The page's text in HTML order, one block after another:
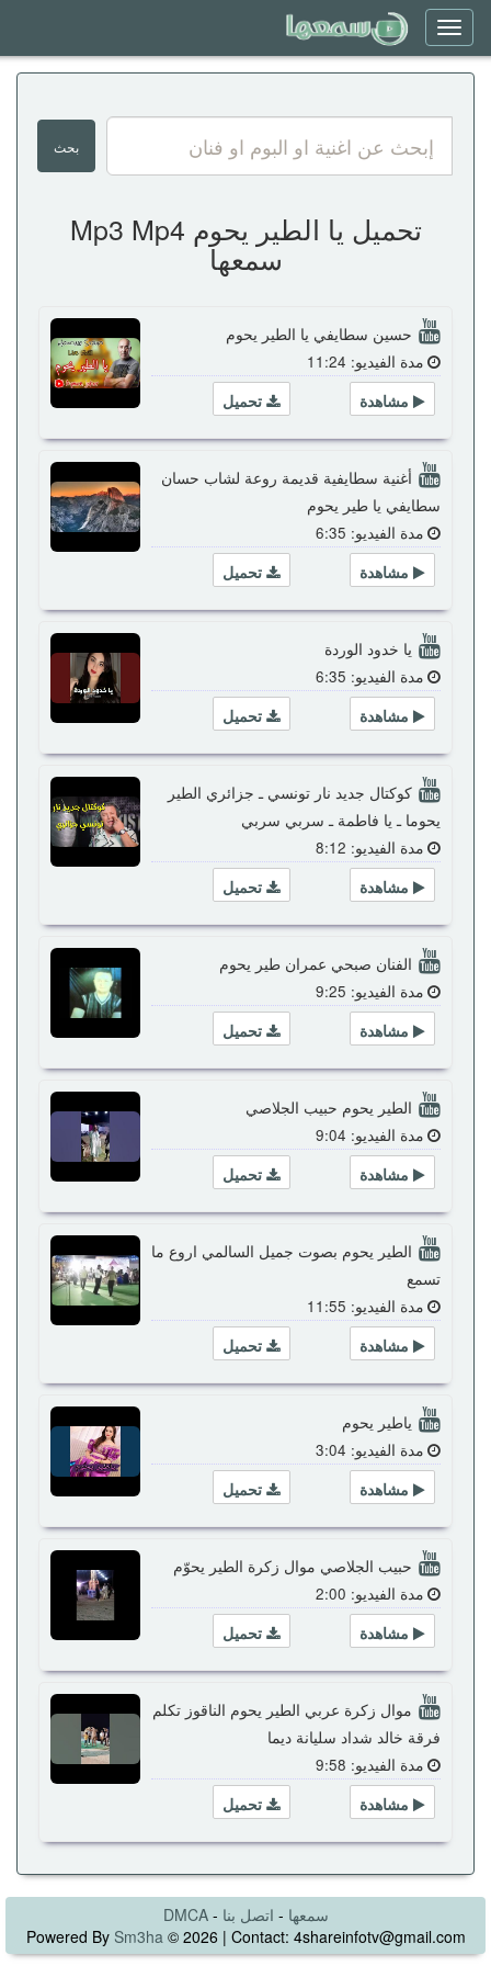
Toggle
navigation
تحميل يا الطير يحوم Mp3 Mp4
سمعها
حسين سطايفي يا الطير يحوم
مدة الفيديو: 11:24
تحميل
مشاهدة
أغنية سطايفية قديمة روعة لشاب حسان
سطايفي يا طير يحوم
مدة الفيديو: 6:35
تحميل
مشاهدة
يا خدود الوردة
مدة الفيديو: 6:35
تحميل
مشاهدة
كوكتال جديد نار تونسي ـ جزائري الطير
يحوما ـ يا فاطمة ـ سربي سربي
مدة الفيديو: 8:12
تحميل
مشاهدة
الفنان صبحي عمران طير يحوم
مدة الفيديو: 9:25
تحميل
مشاهدة
الطير يحوم حبيب الجلاصي
مدة الفيديو: 9:04
تحميل
مشاهدة
الطير يحوم بصوت جميل السالمي اروع ما
تسمع
مدة الفيديو: 11:55
تحميل
مشاهدة
ياطير يحوم
مدة الفيديو: 3:04
تحميل
مشاهدة
حبيب الجلاصي موال زكرة الطير يحوّم
مدة الفيديو: 2:00
تحميل
مشاهدة
موال زكرة عربي الطير يحوم الناقوز تكلم
فرقة خالد شداد سليانة ديما
مدة الفيديو: 9:58
تحميل
مشاهدة
سمعها - اتصل بنا -
DMCA
Powered By Sm3ha© 2026 | Contact: 4shareinfotv@gmail.com